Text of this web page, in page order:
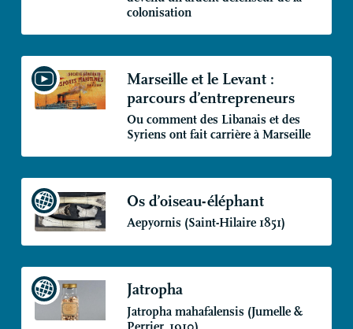
colonisation
Marseille et le Levant :
parcours d’entrepreneurs
Ou comment des Libanais et des
Syriens ont fait carrière à Marseille
Os d’oiseau-éléphant
Aepyornis (Saint-Hilaire 1851)
Jatropha
Jatropha mahafalensis (Jumelle &